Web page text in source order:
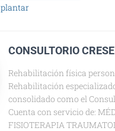
CONSULTORIO
Rehabilitación física
Rehabilitación
consolidado como el
Cuenta con servicio de:
FISIOTERAPIA